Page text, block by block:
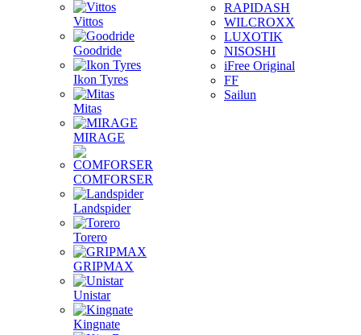
Vittos
Goodride
Ikon Tyres
Mitas
MIRAGE
COMFORSER
Landspider
Torero
GRIPMAX
Unistar
Kingnate
RAPIDASH
WILCROXX
LUXOTIK
NISOSHI
iFree Original
FF
Sailun